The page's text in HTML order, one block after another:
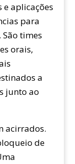
e aplicações
para
times
orais,
a
junto ao
acirrados.
de